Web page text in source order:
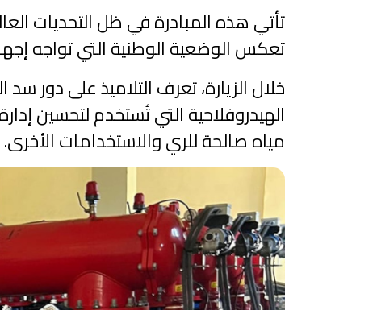
تأتي هذه المبادرة في ظل التحديات
تعكس الوضعية الوطنية التي تواجه
خلال الزيارة، تعرف التلاميذ على دور
الهيدروفلاحية التي تُستخدم لتحسين
مياه صالحة للري والاستخدامات الأخرى.